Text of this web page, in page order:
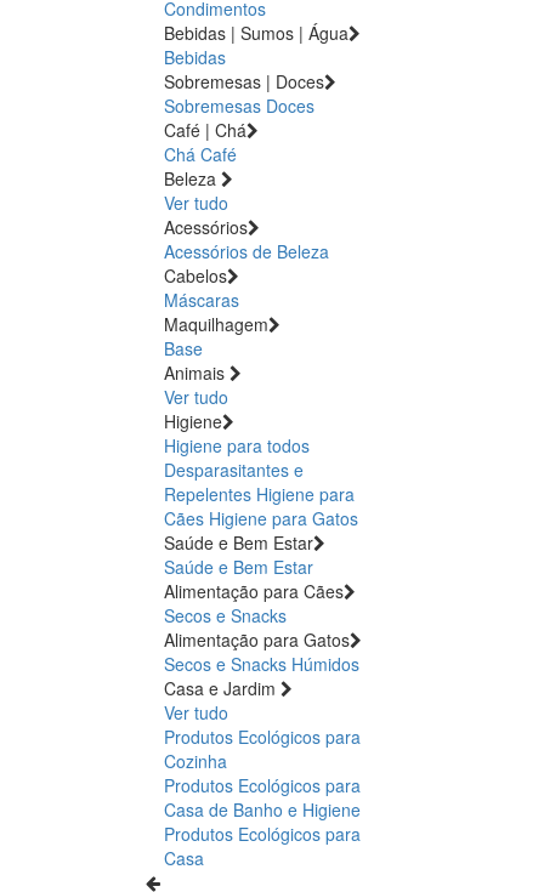
Condimentos
Bebidas | Sumos | Água
Bebidas
Sobremesas | Doces
Sobremesas Doces
Café | Chá
Chá Café
Beleza
Ver tudo
Acessórios
Acessórios de Beleza
Cabelos
Máscaras
Maquilhagem
Base
Animais
Ver tudo
Higiene
Higiene para todos
Desparasitantes e
Repelentes Higiene para
Cães Higiene para Gatos
Saúde e Bem Estar
Saúde e Bem Estar
Alimentação para Cães
Secos e Snacks
Alimentação para Gatos
Secos e Snacks Húmidos
Casa e Jardim
Ver tudo
Produtos Ecológicos para
Cozinha
Produtos Ecológicos para
Casa de Banho e Higiene
Produtos Ecológicos para
Casa